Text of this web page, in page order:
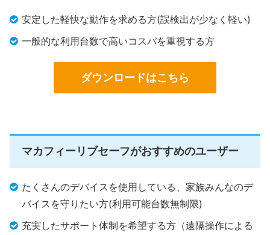
安定した軽快な動作を求める方(誤検出が少なく軽い)
一般的な利用台数で高いコスパを重視する方
ダウンロードはこちら
マカフィーリブセーフがおすすめのユーザー
たくさんのデバイスを使用している、家族みんなのデ
バイスを守りたい方(利用可能台数無制限)
充実したサポート体制を希望する方（遠隔操作による